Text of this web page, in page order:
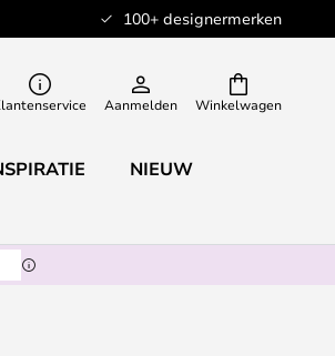
100+ designermerken
Winkelwagen
Aanmelden
NIEUW